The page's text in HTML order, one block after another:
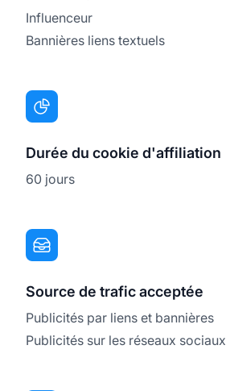
Influenceur
Bannières liens textuels
Durée du cookie d'affiliation
60 jours
Source de trafic acceptée
Publicités par liens et bannières
Publicités sur les réseaux sociaux